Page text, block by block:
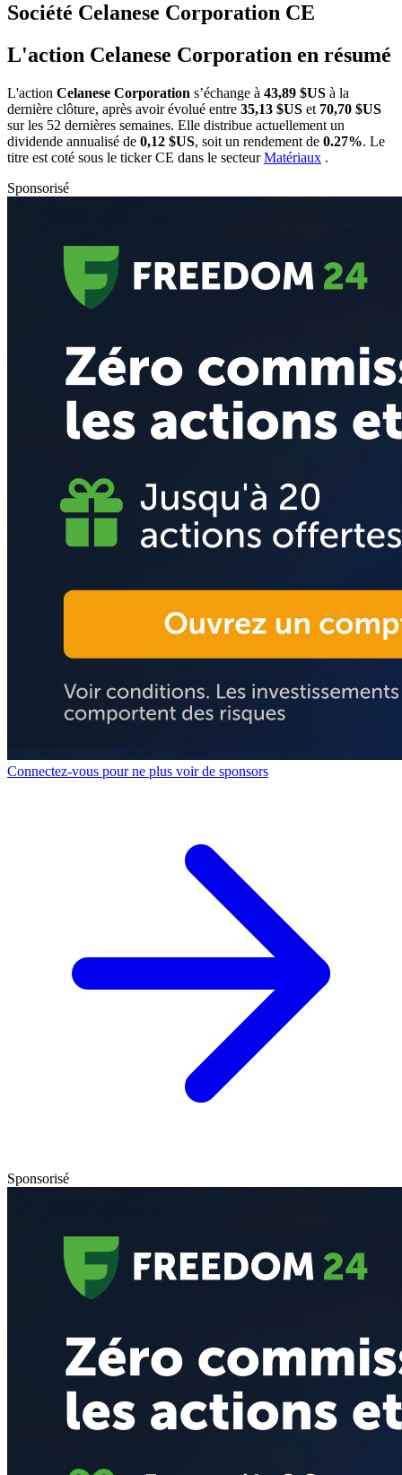
Société Celanese Corporation CE
L'action Celanese Corporation en résumé
L'action Celanese Corporation s’échange à 43,89 $US à la
dernière clôture, après avoir évolué entre 35,13 $US et 70,70 $US
sur les 52 dernières semaines. Elle distribue actuellement un
dividende annualisé de 0,12 $US, soit un rendement de 0.27%. Le
titre est coté sous le tickerCE dans le secteurMatériaux .
Sponsorisé
Connectez-vous pour ne plus voir de sponsors
Sponsorisé